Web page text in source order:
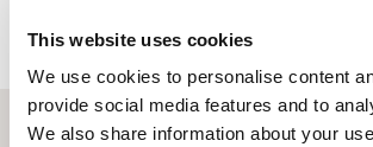
This website uses cookies
We use cookies to personalise content
provide social media features and to
We also share information about your